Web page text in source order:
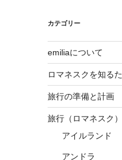
カテゴリー
emiliaについて
ロマネスクを知る
旅行の準備と計画
旅行（ロマネスク）
アイルランド
アンドラ